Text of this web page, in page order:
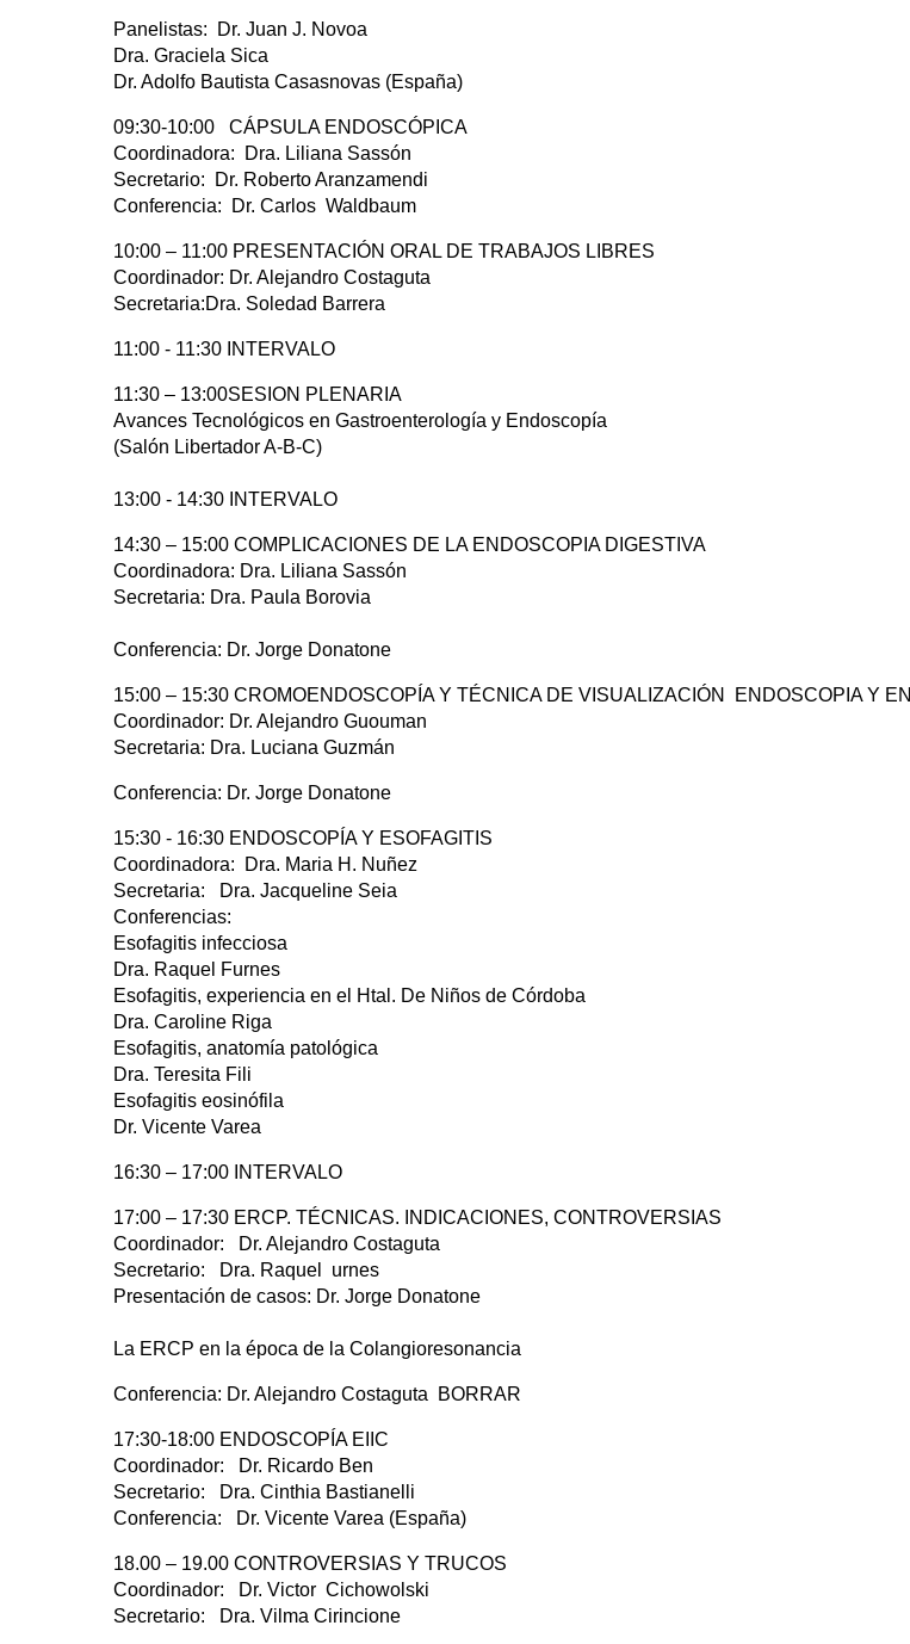
Panelistas: Dr. Juan J. Novoa
Dra. Graciela Sica
Dr. Adolfo Bautista Casasnovas (España)
09:30-10:00 CÁPSULA ENDOSCÓPICA
Coordinadora: Dra. Liliana Sassón
Secretario: Dr. Roberto Aranzamendi
Conferencia: Dr. Carlos Waldbaum
10:00 – 11:00 PRESENTACIÓN ORAL DE TRABAJOS LIBRES
Coordinador: Dr. Alejandro Costaguta
Secretaria:Dra. Soledad Barrera
11:00 - 11:30 INTERVALO
11:30 – 13:00SESION PLENARIA
Avances Tecnológicos en Gastroenterología y Endoscopía
(Salón Libertador A-B-C)
13:00 - 14:30 INTERVALO
14:30 – 15:00 COMPLICACIONES DE LA ENDOSCOPIA DIGESTIVA
Coordinadora: Dra. Liliana Sassón
Secretaria: Dra. Paula Borovia
Conferencia: Dr. Jorge Donatone
15:00 – 15:30 CROMOENDOSCOPÍA Y TÉCNICA DE VISUALIZACIÓN
ENDOSCOPIA Y
Coordinador: Dr. Alejandro Guouman
Secretaria: Dra. Luciana Guzmán
Conferencia: Dr. Jorge Donatone
15:30 - 16:30 ENDOSCOPÍA Y ESOFAGITIS
Coordinadora: Dra. Maria H. Nuñez
Secretaria: Dra. Jacqueline Seia
Conferencias:
Esofagitis infecciosa
Dra. Raquel Furnes
Esofagitis, experiencia en el Htal. De Niños de Córdoba
Dra. Caroline Riga
Esofagitis, anatomía patológica
Dra. Teresita Fili
Esofagitis eosinófila
Dr. Vicente Varea
16:30 – 17:00 INTERVALO
17:00 – 17:30 ERCP. TÉCNICAS. INDICACIONES, CONTROVERSIAS
Coordinador: Dr. Alejandro Costaguta
Secretario: Dra. Raquel urnes
Presentación de casos: Dr. Jorge Donatone
La ERCP en la época de la Colangioresonancia
Conferencia: Dr. Alejandro Costaguta BORRAR
17:30-18:00 ENDOSCOPÍA EIIC
Coordinador: Dr. Ricardo Ben
Secretario: Dra. Cinthia Bastianelli
Conferencia: Dr. Vicente Varea (España)
18.00 – 19.00 CONTROVERSIAS Y TRUCOS
Coordinador: Dr. Victor Cichowolski
Secretario: Dra. Vilma Cirincione